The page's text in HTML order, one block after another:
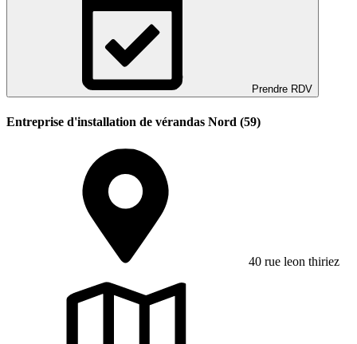
Prendre RDV
Entreprise d'installation de vérandas Nord (59)
40 rue leon thiriez